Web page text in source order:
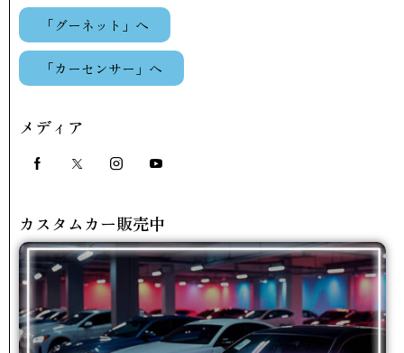
「グーネット」へ
「カーセンサー」へ
メディア
カスタムカー販売中